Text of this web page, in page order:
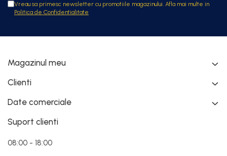
Vreau sa primesc newsletter cu promotiile magazinului. Afla mai multe in
Politica de Confidentialitate
Magazinul meu
Clienti
Date comerciale
Suport clienti
08:00 - 18:00